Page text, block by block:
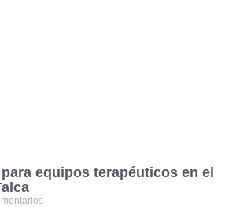
equipos terapéuticos en el